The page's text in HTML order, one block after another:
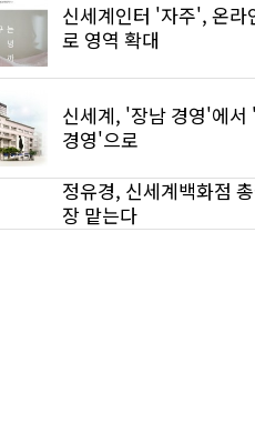
신세계인터 '자주', 온라
로 영역 확대
신세계, '장남 경영'에서
경영'으로
정유경, 신세계백화점
장 맡는다